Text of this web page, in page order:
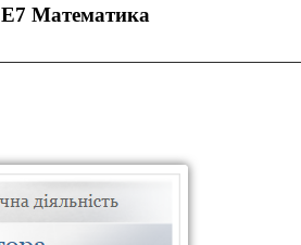
Е7 Математика